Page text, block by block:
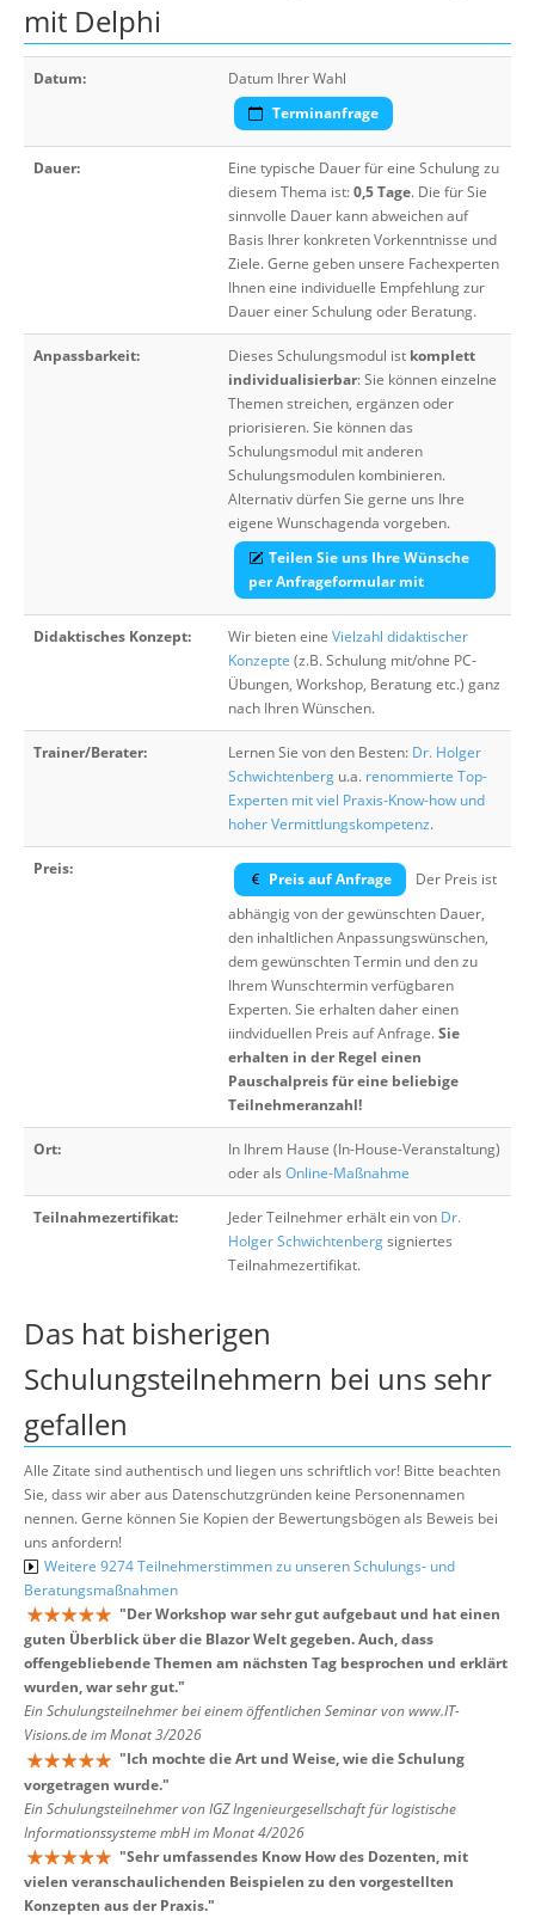
mit Delphi
Datum:
Datum Ihrer Wahl
Terminanfrage
Dauer:
Eine typische Dauer für eine Schulung zu
diesem Thema ist:0,5 Tage. Die für Sie
sinnvolle Dauer kann abweichen auf
Basis Ihrer konkreten Vorkenntnisse und
Ziele. Gerne geben unsere Fachexperten
Ihnen eine individuelle Empfehlung zur
Dauer einer Schulung oder Beratung.
Anpassbarkeit: Dieses Schulungsmodul ist komplett
individualisierbar: Sie können einzelne
Themen streichen, ergänzen oder
priorisieren. Sie können das
Schulungsmodul mit anderen
Schulungsmodulen kombinieren.
Alternativ dürfen Sie gerne uns Ihre
eigene Wunschagenda vorgeben.
Teilen Sie uns Ihre Wünsche
per Anfrageformular mit
Didaktisches Konzept: Wir bieten eine Vielzahl didaktischer
Konzepte (z.B. Schulung mit/ohne PC-
Übungen, Workshop, Beratung etc.) ganz
nach Ihren Wünschen.
Trainer/Berater: Lernen Sie von den Besten: Dr. Holger
Schwichtenberg u.a. renommierte Top-
Experten mit viel Praxis-Know-how und
hoher Vermittlungskompetenz.
Preis:
Preis auf Anfrage
Der Preis ist
abhängig von der gewünschten Dauer,
den inhaltlichen Anpassungswünschen,
dem gewünschten Termin und den zu
Ihrem Wunschtermin verfügbaren
Experten. Sie erhalten daher einen
iindviduellen Preis auf Anfrage.Sie
erhalten in der Regel einen
Pauschalpreis für eine beliebige
Teilnehmeranzahl!
Ort:
In Ihrem Hause (In-House-Veranstaltung)
oder als Online-Maßnahme
Teilnahmezertifikat: Jeder Teilnehmer erhält ein von Dr.
Holger Schwichtenbergsigniertes
Teilnahmezertifikat.
Das hat bisherigen
Schulungsteilnehmern bei uns sehr
gefallen
Alle Zitate sind authentisch und liegen uns schriftlich vor! Bitte beachten
Sie, dass wir aber aus Datenschutzgründen keine Personennamen
nennen. Gerne können Sie Kopien der Bewertungsbögen als Beweis bei
uns anfordern!
Weitere 9274 Teilnehmerstimmen zu unseren Schulungs- und
Beratungsmaßnahmen
"Der Workshop war sehr gut aufgebaut und hat einen
guten Überblick über die Blazor Welt gegeben. Auch, dass
offengebliebende Themen am nächsten Tag besprochen und erklärt
wurden, war sehr gut."
Ein Schulungsteilnehmer bei einem öffentlichen Seminar von www.IT-
Visions.de im Monat 3/2026
"Ich mochte die Art und Weise, wie die Schulung
vorgetragen wurde."
Ein Schulungsteilnehmer von IGZ Ingenieurgesellschaft für logistische
Informationssysteme mbH im Monat 4/2026
"Sehr umfassendes Know How des Dozenten, mit
vielen veranschaulichenden Beispielen zu den vorgestellten
Konzepten aus der Praxis."